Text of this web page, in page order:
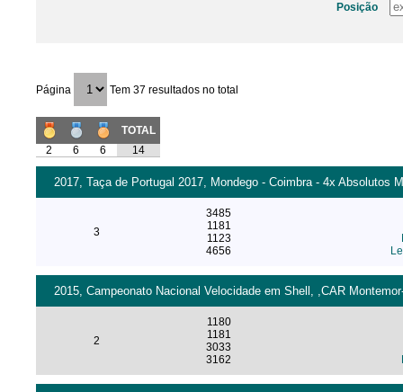
Posição
Página Tem 37 resultados no total
TOTAL
2
6 6 14
2017, Taça de Portugal 2017, Mondego - Coimbra - 4x Absolutos
3
3485
1181
1123
4656
2015, Campeonato Nacional Velocidade em Shell, ,CAR
2
1180
1181
3033
3162